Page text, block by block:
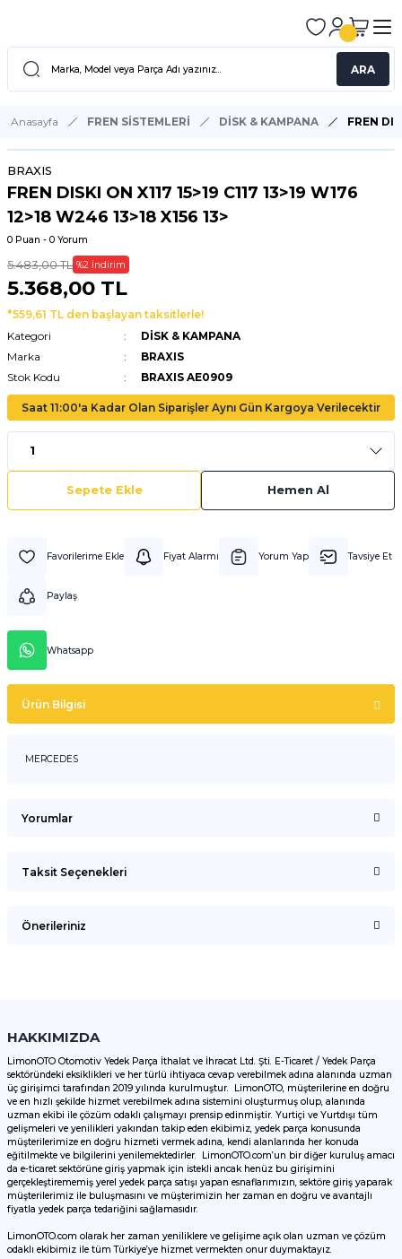
ARA
Anasayfa FREN SİSTEMLERİ DİSK & KAMPANA FREN
BRAXIS
FREN DISKI ON X117 15>19 C117 13>19 W176
12>18 W246 13>18 X156 13>
0 Puan - 0 Yorum
5.483,00 TL %2 İndirim
5.368,00 TL
*559,61 TL den başlayan taksitlerle!
Kategori
DİSK & KAMPANA
Marka
BRAXIS
Stok Kodu
BRAXIS AE0909
Saat 11:00'a Kadar Olan Siparişler Aynı Gün Kargoya Verilecektir
Sepete Ekle Hemen Al
Fiyat Alarmı Yorum Yap Tavsiye Et
Paylaş
Whatsapp
Ürün Bilgisi
MERCEDES
Yorumlar
Taksit Seçenekleri
Önerileriniz
Görüş ve önerileriniz için teşekkür ederiz.
Ürün resmi kalitesiz, bozuk veya görüntülenemiyor.
Ürün açıklamasında eksik bilgiler bulunuyor.
Ürün bilgilerinde hatalar bulunuyor.
Ürün fiyatı diğer sitelerden daha pahalı.
Bu ürüne benzer farklı alternatifler olmalı.
HAKKIMIZDA
LimonOTO Otomotiv Yedek Parça İthalat ve İhracat Ltd. Şti. E-Ticaret / Yedek Parça
sektöründeki eksiklikleri ve her türlü ihtiyaca cevap verebilmek adına alanında uzman
üç girişimci tarafından 2019 yılında kurulmuştur. LimonOTO, müşterilerine en doğru
ve en hızlı şekilde hizmet verebilmek adına sistemini oluşturmuş olup, alanında
uzman ekibi ile çözüm odaklı çalışmayı prensip edinmiştir. Yurtiçi ve Yurtdışı tüm
gelişmeleri ve yenilikleri yakından takip eden ekibimiz, yedek parça konusunda
müşterilerimize en doğru hizmeti vermek adına, kendi alanlarında her konuda
eğitilmekte ve bilgilerini yenilemektedirler. LimonOTO.com’un bir diğer kuruluş amacı
da e-ticaret sektörüne giriş yapmak için istekli ancak henüz bu girişimini
gerçekleştirememiş yerel yedek parça satışı yapan esnaflarımızın, sektöre giriş yaparak
müşterilerimiz ile buluşmasını ve müşterimizin her zaman en doğru ve avantajlı
fiyatla yedek parça tedariğini sağlamasıdır.
LimonOTO.com olarak her zaman yeniliklere ve gelişime açık olan uzman ve çözüm
odaklı ekibimiz ile tüm Türkiye’ye hizmet vermekten onur duymaktayız.